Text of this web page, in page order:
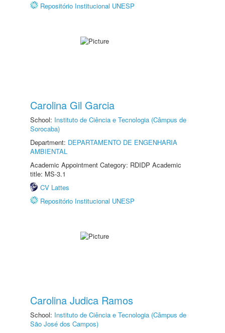
Repositório Institucional UNESP
Carolina Gil Garcia
School: Instituto de Ciência e Tecnologia (Câmpus de
Sorocaba)
Department: DEPARTAMENTO DE ENGENHARIA
AMBIENTAL
Academic Appointment Category: RDIDP Academic
title: MS-3.1
CV Lattes
Repositório Institucional UNESP
Carolina Judica Ramos
School: Instituto de Ciência e Tecnologia (Câmpus de
São José dos Campos)